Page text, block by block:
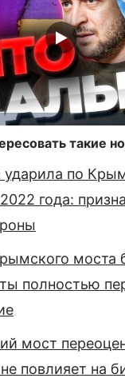
такие
ударила по
года:
моста
полностью
мост
повлияет на